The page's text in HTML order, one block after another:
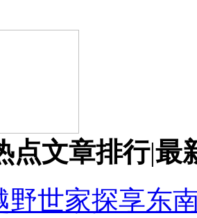
点文章排行|最
野世家探享东